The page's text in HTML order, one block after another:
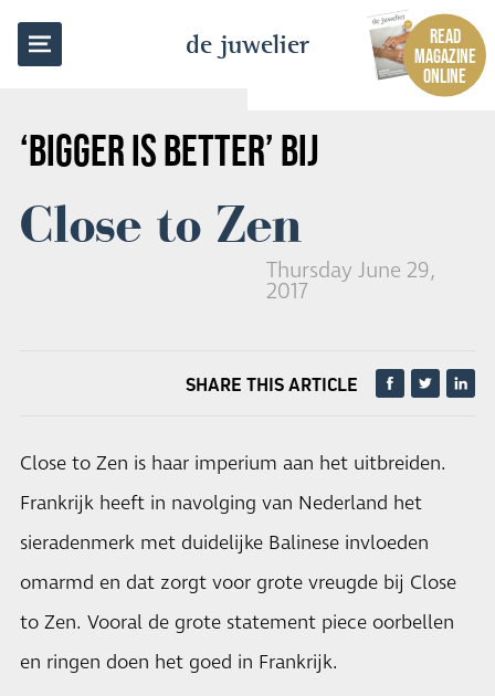
de juwelier
READ
MAGAZINE
ONLINE
‘BIGGER IS BETTER’ BIJ
Close to Zen
Thursday June 29,
2017
BACK TO OVERVIEW
SHARE THIS ARTICLE
Close to Zen is haar imperium aan het uitbreiden.
Frankrijk heeft in navolging van Nederland het
sieradenmerk met duidelijke Balinese invloeden
omarmd en dat zorgt voor grote vreugde bij Close
to Zen. Vooral de grote statement piece oorbellen
en ringen doen het goed in Frankrijk.